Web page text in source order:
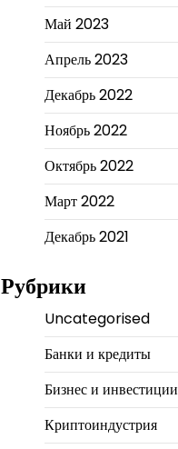
Май 2023
Апрель 2023
Декабрь 2022
Ноябрь 2022
Октябрь 2022
Март 2022
Декабрь 2021
Рубрики
Uncategorised
Банки и кредиты
Бизнес и инвестиции
Криптоиндустрия